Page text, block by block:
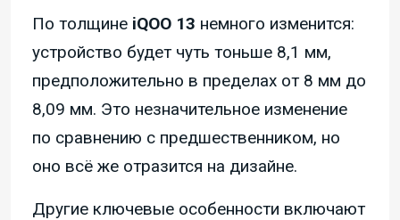
По толщине iQOO 13 немного изменится:
устройство будет чуть тоньше 8,1 мм,
предположительно в пределах от 8 мм до
8,09 мм. Это незначительное изменение
по сравнению с предшественником, но
оно всё же отразится на дизайне.
Другие ключевые особенности включают